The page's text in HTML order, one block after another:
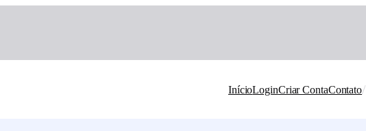
InícioLoginCriar ContaContato/